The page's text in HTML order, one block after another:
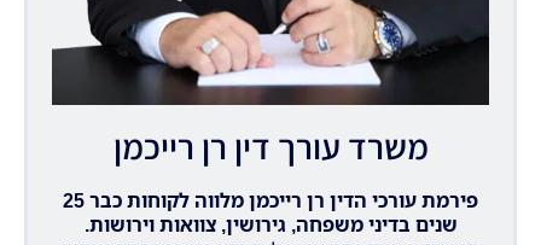
משרד עורך דין רן רייכמן
פירמת עורכי הדין רן רייכמן מלווה לקוחות כבר 25
שנים בדיני משפחה, גירושין, צוואות וירושות.